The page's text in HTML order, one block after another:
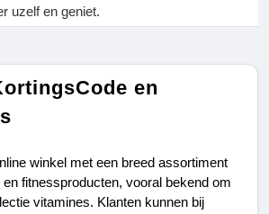
uzelf en geniet.
en
winkel met een breed assortiment
fitnessproducten, vooral bekend om